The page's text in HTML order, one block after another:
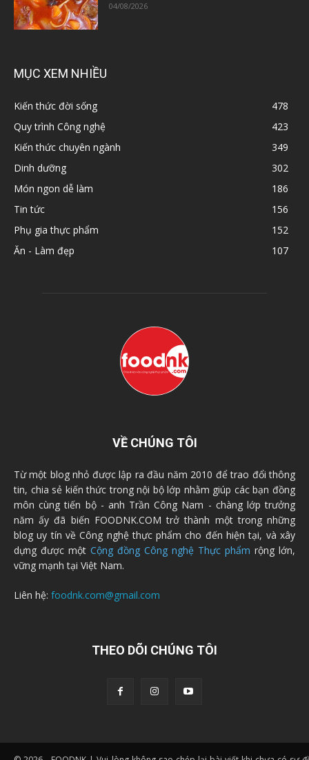
04/08/2026
MỤC XEM NHIỀU
Kiến thức đời sống
478
Quy trình Công nghệ
423
Kiến thức chuyên ngành
349
Dinh dưỡng
302
Món ngon dễ làm
186
Tin tức
156
Phụ gia thực phẩm
152
Ăn - Làm đẹp
107
VỀ CHÚNG TÔI
Từ một blog nhỏ được lập ra đầu năm 2010 để trao đổi thông
tin, chia sẻ kiến thức trong nội bộ lớp nhằm giúp các bạn đồng
môn cùng tiến bộ - anh Trần Công Nam - chàng lớp trưởng
năm ấy đã biến FOODNK.COM trở thành một trong những
blog uy tín về Công nghệ thực phẩm cho đến hiện tại, và xây
dựng được một Cộng đồng Công nghệ Thực phẩm rộng lớn,
vững mạnh tại Việt Nam.
Liên hệ: foodnk.com@gmail.com
THEO DÕI CHÚNG TÔI